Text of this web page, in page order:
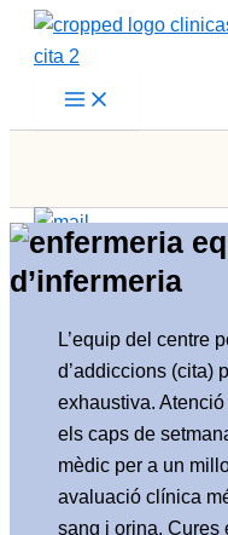
Vés
d’infermeria
L’equip del centre
d’addiccions (cita)
exhaustiva.
els caps de
mèdic per a un
avaluació clínica
sang i orina. Cures